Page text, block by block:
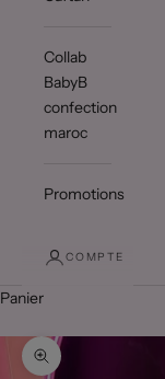
Collab
BabyB
confection
maroc
Promotions
COMPTE
Panier
Zoomer sur l'image